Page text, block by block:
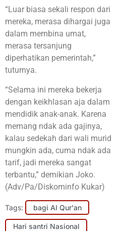
“Luar biasa sekali respon dari
mereka, merasa dihargai juga
dalam membina umat,
merasa tersanjung
diperhatikan pemerintah,”
tuturnya.
“Selama ini mereka bekerja
dengan keikhlasan aja dalam
mendidik anak-anak. Karena
memang ndak ada gajinya,
kalau sedekah dari wali murid
mungkin ada, cuma ndak ada
tarif, jadi mereka sangat
terbantu,” demikian Joko.
(Adv/Pa/Diskominfo Kukar)
Tags: bagi Al Qur'an
Hari santri Nasional